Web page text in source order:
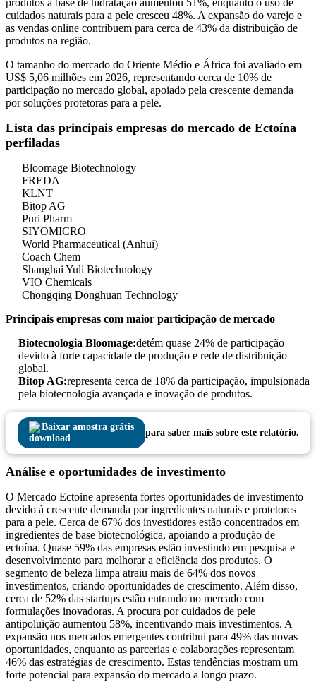
produtos à base de hidratação aumentou 51%, enquanto o uso de
cuidados naturais para a pele cresceu 48%. A expansão do varejo e
as vendas online contribuem para cerca de 43% da distribuição de
produtos na região.
O tamanho do mercado do Oriente Médio e África foi avaliado em
US$ 5,06 milhões em 2026, representando cerca de 10% de
participação no mercado global, apoiado pela crescente demanda
por soluções protetoras para a pele.
Lista das principais empresas do mercado de Ectoína
perfiladas
Bloomage Biotechnology
FREDA
KLNT
Bitop AG
Puri Pharm
SIYOMICRO
World Pharmaceutical (Anhui)
Coach Chem
Shanghai Yuli Biotechnology
VIO Chemicals
Chongqing Donghuan Technology
Principais empresas com maior participação de mercado
Biotecnologia Bloomage:detém quase 24% de participação
devido à forte capacidade de produção e rede de distribuição
global.
Bitop AG:representa cerca de 18% da participação, impulsionada
pela biotecnologia avançada e inovação de produtos.
Baixar amostra grátis
para saber mais sobre este relatório.
Análise e oportunidades de investimento
O Mercado Ectoine apresenta fortes oportunidades de investimento
devido à crescente demanda por ingredientes naturais e protetores
para a pele. Cerca de 67% dos investidores estão concentrados em
ingredientes de base biotecnológica, apoiando a produção de
ectoína. Quase 59% das empresas estão investindo em pesquisa e
desenvolvimento para melhorar a eficiência dos produtos. O
segmento de beleza limpa atraiu mais de 64% dos novos
investimentos, criando oportunidades de crescimento. Além disso,
cerca de 52% das startups estão entrando no mercado com
formulações inovadoras. A procura por cuidados de pele
antipoluição aumentou 58%, incentivando mais investimentos. A
expansão nos mercados emergentes contribui para 49% das novas
oportunidades, enquanto as parcerias e colaborações representam
46% das estratégias de crescimento. Estas tendências mostram um
forte potencial para expansão do mercado a longo prazo.